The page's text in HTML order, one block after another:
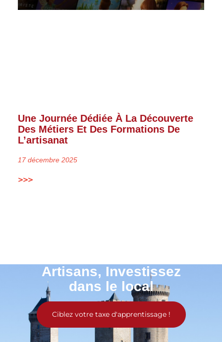
Une Journée Dédiée À La Découverte
Des Métiers Et Des Formations De
L’artisanat
17 décembre 2025
>>>
Artisans, Investissez
dans le local
Ciblez votre taxe d'apprentissage !